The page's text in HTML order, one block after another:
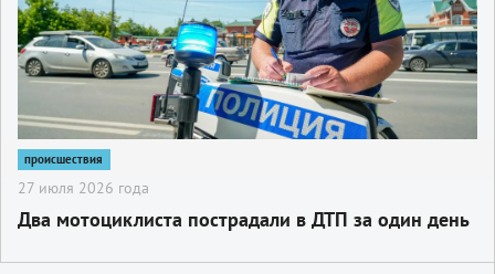
происшествия
27 июля 2026 года
Два мотоциклиста пострадали в ДТП за один день